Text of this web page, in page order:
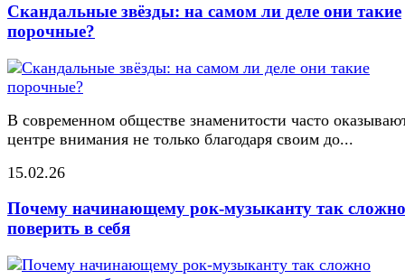
Скандальные звёзды: на самом ли деле они такие
порочные?
В современном обществе знаменитости часто
центре внимания не только благодаря своим до...
15.02.26
Почему начинающему рок-музыканту так сложно
поверить в себя